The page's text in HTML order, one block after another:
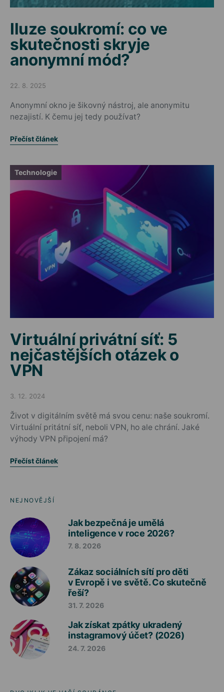
Iluze soukromí: co ve
skutečnosti skryje
anonymní mód?
Posted on
22. 8. 2025
Anonymní okno je šikovný nástroj, ale anonymitu
nezajistí. K čemu jej tedy používat?
Přečíst článek
Technologie
Virtuální privátní síť: 5
nejčastějších otázek o
VPN
Posted on
3. 12. 2024
Život v digitálním světě má svou cenu: naše soukromí.
Virtuální pritátní síť, neboli VPN, ho ale chrání. Jaké
výhody VPN připojení má?
Přečíst článek
NEJNOVĚJŠÍ
Jak bezpečná je umělá
inteligence v roce 2026?
7. 8. 2026
Zákaz sociálních sítí pro děti
v Evropě i ve světě. Co skutečně
řeší?
31. 7. 2026
Jak získat zpátky ukradený
instagramový účet? (2026)
24. 7. 2026